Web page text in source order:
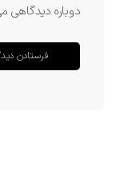
دوباره دیدگاهی